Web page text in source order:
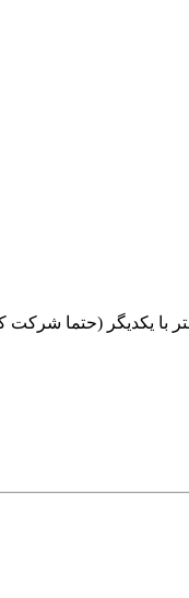
با یکدیگر (حتما شرکت